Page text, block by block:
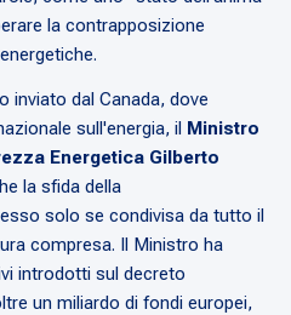
la contrapposizione
inviato dal Canada, dove
sull'energia, il Ministro
Energetica Gilberto
la sfida della
solo se condivisa da tutto il
compresa. Il Ministro ha
introdotti sul decreto
un miliardo di fondi europei,